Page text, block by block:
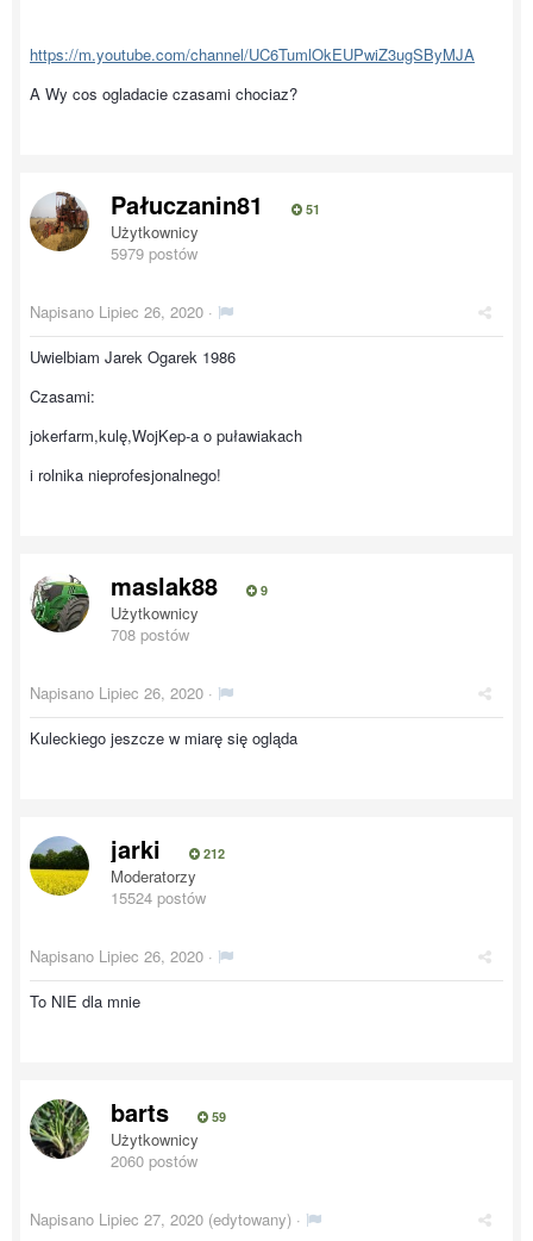
https://m.youtube.com/channel/UC6TumlOkEUPwiZ3ugSByMJA
A Wy cos ogladacie czasami chociaz?
Pałuczanin81 51
Użytkownicy
5979 postów
Napisano Lipiec 26, 2020 ·
Uwielbiam Jarek Ogarek 1986
Czasami:
jokerfarm,kulę,WojKep-a o puławiakach
i rolnika nieprofesjonalnego!
maslak88 9
Użytkownicy
708 postów
Napisano Lipiec 26, 2020 ·
Kuleckiego jeszcze w miarę się ogląda
jarki 212
Moderatorzy
15524 postów
Napisano Lipiec 26, 2020 ·
To NIE dla mnie
barts 59
Użytkownicy
2060 postów
Napisano Lipiec 27, 2020 (edytowany) ·